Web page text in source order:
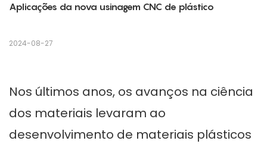
Aplicações da nova usinagem CNC de plástico
2024-08-27
Nos últimos anos, os avanços na ciência
dos materiais levaram ao
desenvolvimento de materiais plásticos